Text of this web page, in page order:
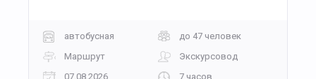
автобусная
до 47 человек
Маршрут
Экскурсовод
07.08.2026
7 часов